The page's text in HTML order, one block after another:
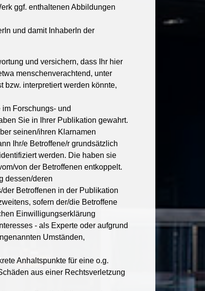
ggf. enthaltenen Abbildungen
und damit InhaberIn der
und versichern, dass Ihr hier
menschenverachtend, unter
interpretiert werden könnte,
Forschungs- und
Sie in Ihrer Publikation gewahrt.
seinen/ihren Klarnamen
Ihr/e Betroffene/r grundsätzlich
werden. Die haben sie
von der Betroffenen entkoppelt.
dessen/deren
Betroffenen in der Publikation
sofern der/die Betroffene
Einwilligungserklärung
- als Experte oder aufgrund
Umständen,
Anhaltspunkte für eine o.g.
aus einer Rechtsverletzung